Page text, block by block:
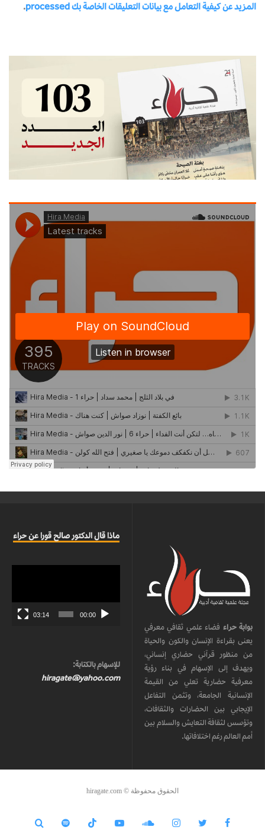
المزيد عن كيفية التعامل مع بيانات التعليقات الخاصة بك processed
.
بوابة حراء فضاء علمي ثقافي معرفي
يعنى بقراءة الإنسان والكون والحياة
من منظور قرآني حضاري إنساني،
ويهدف إلى الإسهام في بناء رؤية
معرفية حضارية تعلي من القيمة
الإنسانية الجامعة، وتثمن التفاعل
الإيجابي بين الحضارات والثقافات،
وتؤسس لثقافة التعايش والسلام بين
أمم العالم رغم اختلافاتها.
ماذا قال الدكتور صالح قورا عن حراء
00:00
03:14
للإسهام بالكتابة:
hiragate@yahoo.com
الحقوق محفوظة © hiragate.com